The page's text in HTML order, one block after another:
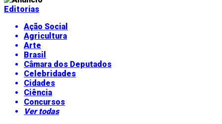
Editorias
Ação Social
Agricultura
Arte
Brasil
Câmara dos Deputados
Celebridades
Cidades
Ciência
Concursos
Ver todas